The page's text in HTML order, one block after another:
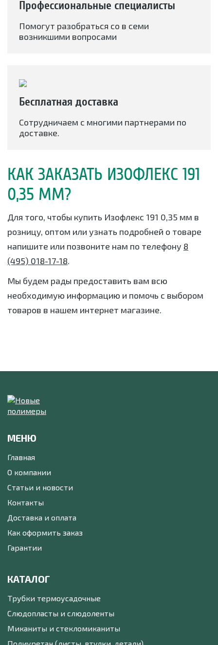
Профессиональные специалисты
Помогут разобраться со в семи
возникшими вопросами
Бесплатная доставка
Сотрудничаем с многими партнерами по
доставке.
КАК ЗАКАЗАТЬ ИЗОФЛЕКС 191
0,35 ММ?
Для того, чтобы купить Изофлекс 191 0,35 мм в
розницу, оптом или узнать подробней о товаре
напишите или позвоните нам по телефону 8
(495) 018-17-18.
Мы будем рады предоставить вам всю
необходимую информацию и помочь с выбором
товаров в нашем интернет магазине.
МЕНЮ
Главная
О компании
Статьи и новости
Контакты
Доставка и оплата
Как оформить заказ
Гарантии
КАТАЛОГ
Трубки термоусадочные
Слюдопласты и слюдоленты
Миканиты и стекломиканиты